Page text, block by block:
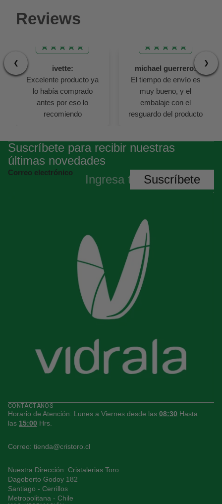
Reviews
❮ ❯
ivette:
Excelente producto ya
lo había comprado
antes por eso lo
recomiendo
michael guerrero:
El tiempo de envío es
muy bueno, y el
embalaje con el
resguardo del producto
Suscríbete para recibir nuestras
últimas novedades
Correo electrónico
Suscríbete
CONTÁCTANOS
Horario de Atención: Lunes a Viernes desde las 08:30 Hasta
las 15:00 Hrs.
Correo: tienda@cristoro.cl
Nuestra Dirección: Cristalerias Toro
Dagoberto Godoy 182
Santiago - Cerrillos
Metropolitana - Chile
Política de privacidad
Términos del servicio
Información de contacto